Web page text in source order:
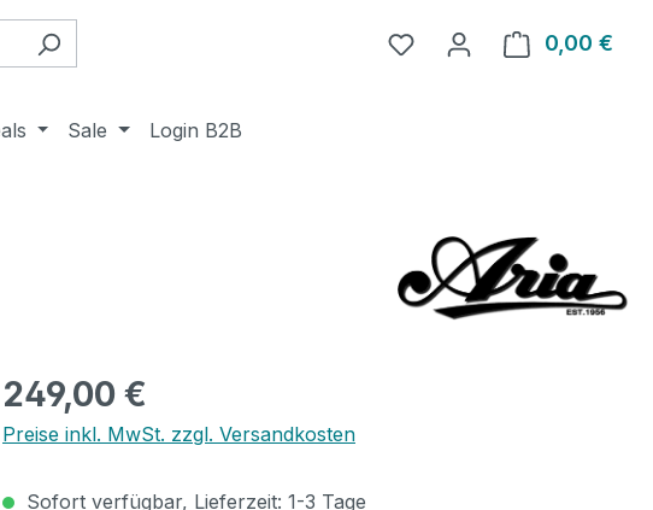
0,00 €
Sale Login B2B
Regulärer Preis:
249,00 €
Preise inkl. MwSt. zzgl. Versandkosten
Sofort verfügbar, Lieferzeit: 1-3 Tage